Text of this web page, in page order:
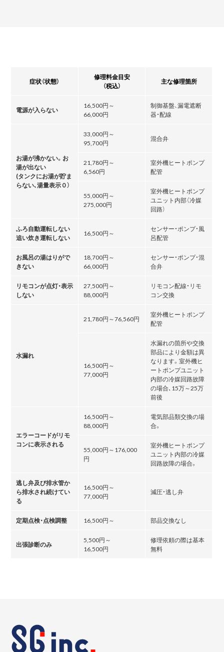
症状（状態）
修理料金目安
（税込）
主な修理箇所
電源が入らない
16,500円～
66,000円
制御基盤、漏電遮断
器・配線
お湯が沸かない。お
湯が出ない
(タンクにお湯が貯ま
らない､湯量表示０）
33,000円～
95,700円
混合弁
21,780円～
6,560円
室外機ヒートポンプ
配管
55,000円～
275,000円
室外機ヒートポンプ
ユニット内部（冷媒
回路）
ふろ自動運転しない
追い炊き運転しない
16,500円～
センサー・ポンプ・風
呂配管
お風呂の湯はりがで
きない
18,700円～
66,000円
センサー・ポンプ・混
合弁
リモコンが点灯・表示
しない
27,500円～
88,000円
リモコン配線・リモ
コン交換
水漏れ
21,780円～76,560円
室外機ヒートポンプ
配管
16,500円～
77,000円
水漏れの箇所や交換
部品により金額は異
なります。室外機ヒ
ートポンプユニット
内部の冷媒回路故障
の場合､15万～25万
前後
エラーコードがリモ
コンに表示される
16,500円～
88,000円
電気部品類交換の場
合。
55,000円～176,000
円
室外機ヒートポンプ
ユニット内部の冷媒
回路故障の場合。
逃し弁及び排水管か
ら排水され続けてい
る
16,500円～
77,000円
減圧・逃し弁
定期点検・点検調整 16,500円～ 部品交換なし
出張診断のみ
5,500円～
16,500円
修理依頼の際は基本
無料